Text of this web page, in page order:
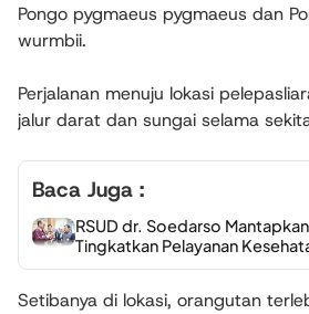
Pongo pygmaeus pygmaeus dan
wurmbii.
Perjalanan menuju lokasi
jalur darat dan sungai selama
Baca Juga :
RSUD dr. Soedarso
Tingkatkan Pelayanan
Setibanya di lokasi, orangutan